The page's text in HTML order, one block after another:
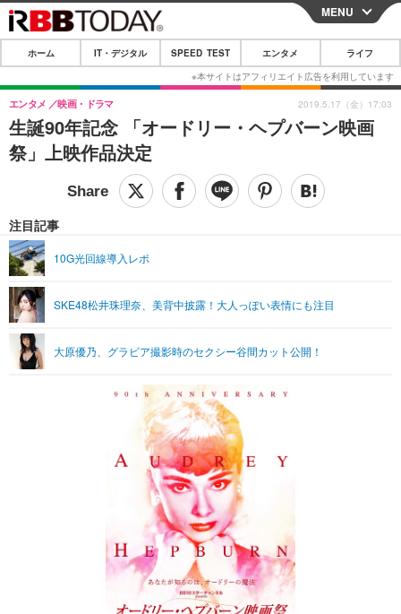
CLOSE
ホーム
IT・デジタル
IT・デジタルTOP スマートフォン
ショッピング その他
SPEED TEST
エンタメTOP 映画・ドラマ
グラビア ブログ
ショッピング その他
ライフTOP
リリース一覧
プッシュ通知の停止方法
MENU
ホーム IT・デジタル SPEED TEST エンタメ ライフ
生誕90年記念 「オードリー・ヘプバーン映画
祭」上映作品決定
エンタメ 映画・ドラマ
注目記事
10G光回線導入レポ
SKE48松井珠理奈、美背中披露！大人っぽい表情にも注目
大原優乃、グラビア撮影時のセクシー谷間カット公開！
2019.5.17（金）17:03